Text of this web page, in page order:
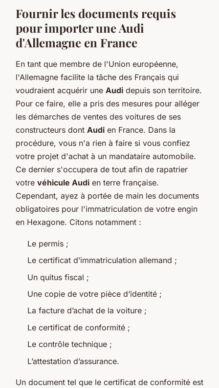
Fournir les documents requis
pour importer une Audi
d'Allemagne en France
En tant que membre de l'Union européenne,
l'Allemagne facilite la tâche des Français qui
voudraient acquérir une Audi depuis son territoire.
Pour ce faire, elle a pris des mesures pour alléger
les démarches de ventes des voitures de ses
constructeurs dont Audi en France. Dans la
procédure, vous n'a rien à faire si vous confiez
votre projet d'achat à un mandataire automobile.
Ce dernier s'occupera de tout afin de rapatrier
votre véhicule Audi en terre française.
Cependant, ayez à portée de main les documents
obligatoires pour l'immatriculation de votre engin
en Hexagone. Citons notamment :
Le permis ;
Le certificat d’immatriculation allemand ;
Un quitus fiscal ;
Une copie de votre pièce d’identité ;
La facture d’achat de la voiture ;
Le certificat de conformité ;
Le contrôle technique ;
L’attestation d’assurance.
Un document tel que le certificat de conformité est